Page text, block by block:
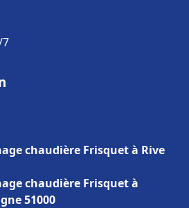
chaudière Frisquet à Rive
chaudière Frisquet à
51000